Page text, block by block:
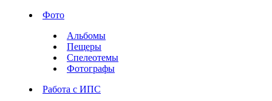
Фото
Альбомы
Пещеры
Спелеотемы
Фотографы
Работа с ИПС